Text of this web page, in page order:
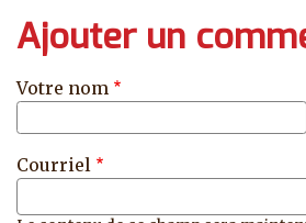
Ajouter un
Votre nom
Courriel